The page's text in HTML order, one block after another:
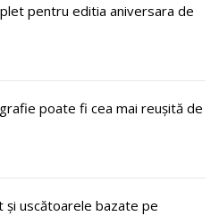
pentru editia aniversara de
poate fi cea mai reușită de
și uscătoarele bazate pe